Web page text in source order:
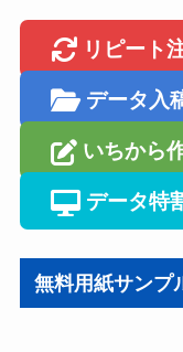
リピート
データ入
いちから
データ特
無料用紙サンプ